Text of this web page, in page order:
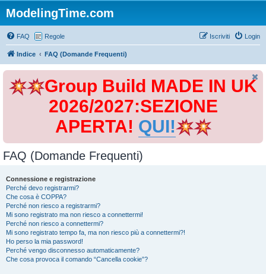
ModelingTime.com
FAQ Regole Login
Iscriviti
Indice FAQ (Domande Frequenti)
Group Build MADE IN UK
2026/2027:SEZIONE
APERTA! QUI!
FAQ (Domande Frequenti)
Connessione e registrazione
Perché devo registrarmi?
Che cosa è COPPA?
Perché non riesco a registrarmi?
Mi sono registrato ma non riesco a connettermi!
Perché non riesco a connettermi?
Mi sono registrato tempo fa, ma non riesco più a connettermi?!
Ho perso la mia password!
Perché vengo disconnesso automaticamente?
Che cosa provoca il comando “Cancella cookie”?